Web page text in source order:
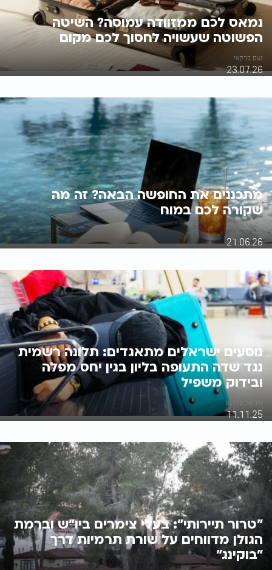
נמאס לכם ממזוודה עמוסה? השיטה
הפשוטה שעשויה לחסוך לכם מקום
נעם ברקאי
23.07.26
מתכננים את החופשה הבאה? זה מה
שקורה לכם במוח
עידו לוי
21.06.26
נוסעים ישראלים מתאגדים: תלונה רשמית
נגד שדה התעופה בליון בגין יחס מפלה
ובידוק משפיל
אוריאל פדרמן
11.11.25
"טרור תיירותי": בעלי צימרים ביו"ש וברמת
הגולן מדווחים על שורת תרמיות דרך
"בוקינג"